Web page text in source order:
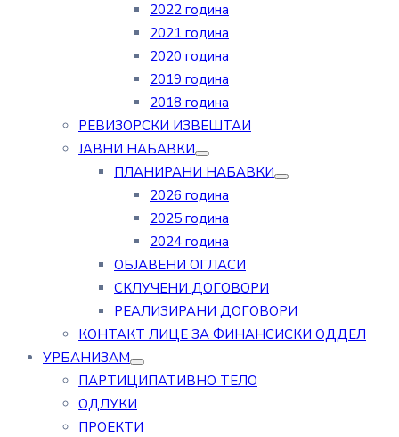
2022 година
2021 година
2020 година
2019 година
2018 година
РЕВИЗОРСКИ ИЗВЕШТАИ
ЈАВНИ НАБАВКИ
ПЛАНИРАНИ НАБАВКИ
2026 година
2025 година
2024 година
ОБЈАВЕНИ ОГЛАСИ
СКЛУЧЕНИ ДОГОВОРИ
РЕАЛИЗИРАНИ ДОГОВОРИ
КОНТАКТ ЛИЦЕ ЗА ФИНАНСИСКИ ОДДЕЛ
УРБАНИЗАМ
ПАРТИЦИПАТИВНО ТЕЛО
ОДЛУКИ
ПРОЕКТИ